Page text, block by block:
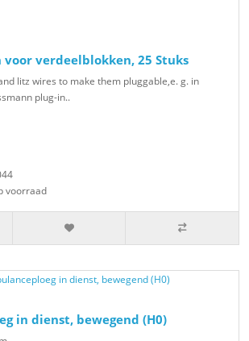
verdeelblokken, 25 Stuks
litz wires to make them pluggable,e. g. in
plug-in..
voorraad
in dienst, bewegend (H0)